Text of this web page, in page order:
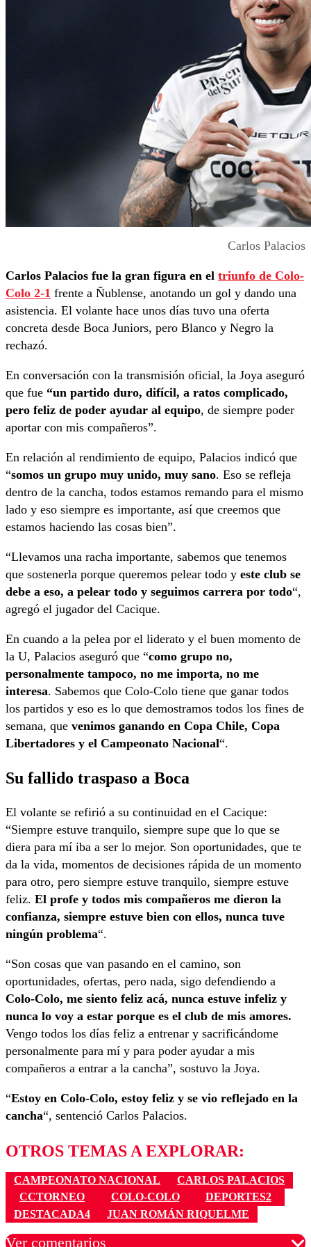
Carlos Palacios
Carlos Palacios fue la gran figura en el triunfo de Colo-
Colo 2-1 frente a Ñublense, anotando un gol y dando una
asistencia. El volante hace unos días tuvo una oferta
concreta desde Boca Juniors, pero Blanco y Negro la
rechazó.
En conversación con la transmisión oficial, la Joya aseguró
que fue “un partido duro, difícil, a ratos complicado,
pero feliz de poder ayudar al equipo, de siempre poder
aportar con mis compañeros”.
En relación al rendimiento de equipo, Palacios indicó que
“somos un grupo muy unido, muy sano. Eso se refleja
dentro de la cancha, todos estamos remando para el mismo
lado y eso siempre es importante, así que creemos que
estamos haciendo las cosas bien”.
“Llevamos una racha importante, sabemos que tenemos
que sostenerla porque queremos pelear todo y este club se
debe a eso, a pelear todo y seguimos carrera por todo“,
agregó el jugador del Cacique.
En cuando a la pelea por el liderato y el buen momento de
la U, Palacios aseguró que “como grupo no,
personalmente tampoco, no me importa, no me
interesa. Sabemos que Colo-Colo tiene que ganar todos
los partidos y eso es lo que demostramos todos los fines de
semana, que venimos ganando en Copa Chile, Copa
Libertadores y el Campeonato Nacional“.
Su fallido traspaso a Boca
El volante se refirió a su continuidad en el Cacique:
“Siempre estuve tranquilo, siempre supe que lo que se
diera para mí iba a ser lo mejor. Son oportunidades, que te
da la vida, momentos de decisiones rápida de un momento
para otro, pero siempre estuve tranquilo, siempre estuve
feliz. El profe y todos mis compañeros me dieron la
confianza, siempre estuve bien con ellos, nunca tuve
ningún problema“.
“Son cosas que van pasando en el camino, son
oportunidades, ofertas, pero nada, sigo defendiendo a
Colo-Colo, me siento feliz acá, nunca estuve infeliz y
nunca lo voy a estar porque es el club de mis amores.
Vengo todos los días feliz a entrenar y sacrificándome
personalmente para mí y para poder ayudar a mis
compañeros a entrar a la cancha”, sostuvo la Joya.
“Estoy en Colo-Colo, estoy feliz y se vio reflejado en la
cancha“, sentenció Carlos Palacios.
OTROS TEMAS A EXPLORAR:
CAMPEONATO NACIONAL
CARLOS PALACIOS
CCTORNEO
COLO-COLO
DEPORTES2
DESTACADA4
JUAN ROMÁN RIQUELME
Ver comentarios